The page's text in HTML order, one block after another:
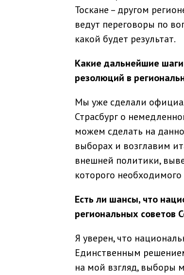
Тоскане – другом
ведут переговоры по
какой будет результат.
Какие дальнейшие
резолюций в
Мы уже сделали
Страсбург о
можем сделать на
выборах и возглавим
внешней политики,
которого
Есть ли шансы, что
региональных советов
Я уверен, что
Единственным
на мой взгляд, выборы